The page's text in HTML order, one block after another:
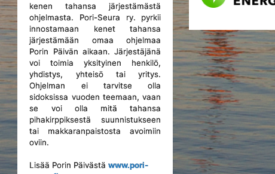
kenen tahansa järjestämästä
ohjelmasta. Pori-Seura ry. pyrkii
innostamaan kenet tahansa
järjestämään omaa ohjelmaa
Porin Päivän aikaan. Järjestäjänä
voi toimia yksityinen henkilö,
yhdistys, yhteisö tai yritys.
Ohjelman ei tarvitse olla
sidoksissa vuoden teemaan, vaan
se voi olla mitä tahansa
pihakirppiksestä suunnistukseen
tai makkaranpaistosta avoimiin
oviin.
Lisää Porin Päivästäwww.pori-